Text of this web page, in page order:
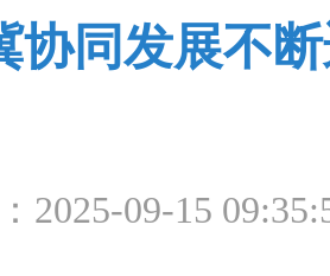
协同发展不
2025-09-15